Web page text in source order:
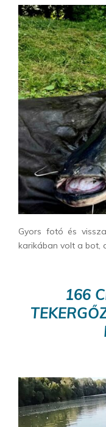
Gyors fotó és
karikában volt a bot,
166